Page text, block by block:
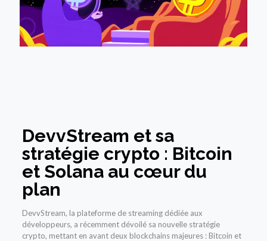
DevvStream et sa
stratégie crypto : Bitcoin
et Solana au cœur du
plan
DevvStream, la plateforme de streaming dédiée aux
développeurs, a récemment dévoilé sa nouvelle stratégie
crypto, mettant en avant deux blockchains majeures : Bitcoin et